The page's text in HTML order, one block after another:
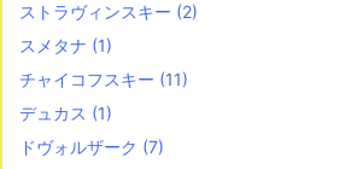
ストラヴィンスキー (2)
スメタナ (1)
チャイコフスキー (11)
デュカス (1)
ドヴォルザーク (7)